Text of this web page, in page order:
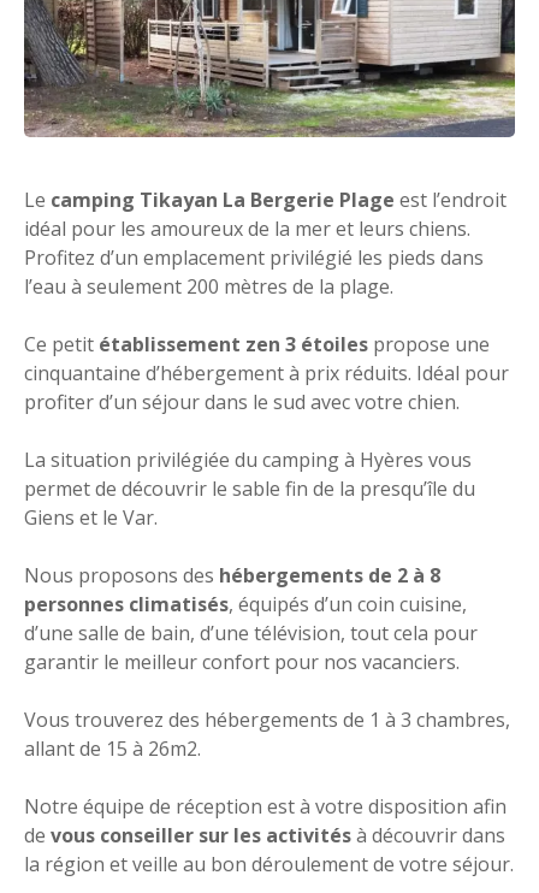
Le camping Tikayan La Bergerie Plage est l’endroit
idéal pour les amoureux de la mer et leurs chiens.
Profitez d’un emplacement privilégié les pieds dans
l’eau à seulement 200 mètres de la plage.
Ce petit établissement zen 3 étoiles propose une
cinquantaine d’hébergement à prix réduits. Idéal pour
profiter d’un séjour dans le sud avec votre chien.
La situation privilégiée du camping à Hyères vous
permet de découvrir le sable fin de la presqu’île du
Giens et le Var.
Nous proposons des hébergements de 2 à 8
personnes climatisés, équipés d’un coin cuisine,
d’une salle de bain, d’une télévision, tout cela pour
garantir le meilleur confort pour nos vacanciers.
Vous trouverez des hébergements de 1 à 3 chambres,
allant de 15 à 26m2.
Notre équipe de réception est à votre disposition afin
de vous conseiller sur les activitésà découvrir dans
la région et veille au bon déroulement de votre séjour.